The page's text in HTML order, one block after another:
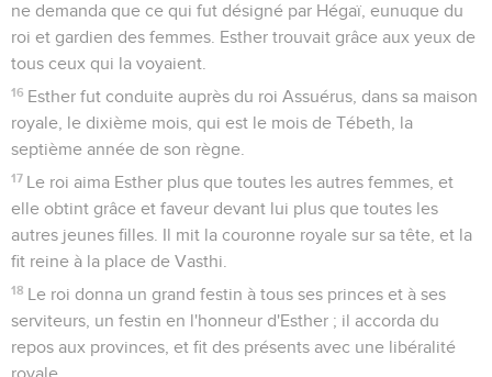
ne demanda que ce qui fut désigné par Hégaï, eunuque du
roi et gardien des femmes. Esther trouvait grâce aux yeux de
tous ceux qui la voyaient.
16 Esther fut conduite auprès du roi Assuérus, dans sa maison
royale, le dixième mois, qui est le mois de Tébeth, la
septième année de son règne.
17 Le roi aima Esther plus que toutes les autres femmes, et
elle obtint grâce et faveur devant lui plus que toutes les
autres jeunes filles. Il mit la couronne royale sur sa tête, et la
fit reine à la place de Vasthi.
18 Le roi donna un grand festin à tous ses princes et à ses
serviteurs, un festin en l'honneur d'Esther ; il accorda du
repos aux provinces, et fit des présents avec une libéralité
royale.